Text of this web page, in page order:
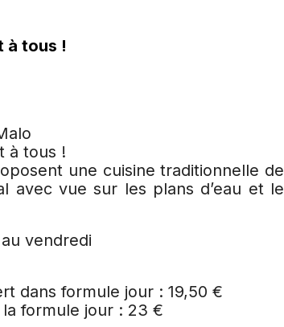
à tous !
à tous !
une cuisine traditionnelle de
avec vue sur les plans d’eau et le
vendredi
dans formule jour : 19,50 €
formule jour : 23 €